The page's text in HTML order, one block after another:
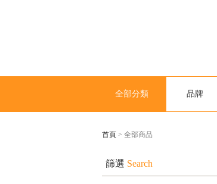
全部分類 品牌
首頁 > 全部商品
篩選 Search